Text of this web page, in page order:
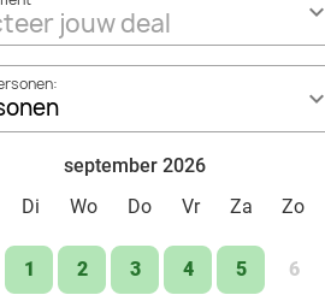
jouw deal
september 2026
Di Wo Do Vr Za Zo
1 2 3 4 5 6